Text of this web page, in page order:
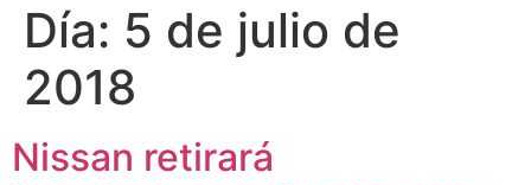
Día: 5 de julio de
2018
Nissan retirará